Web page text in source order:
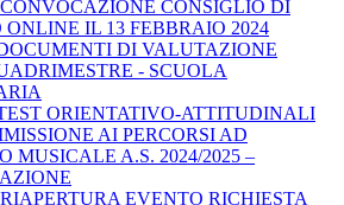
CONVOCAZIONE CONSIGLIO DI
ONLINE IL 13 FEBBRAIO 2024
DI VALUTAZIONE
- SCUOLA
ORIENTATIVO-ATTITUDINALI
AI PERCORSI AD
MUSICALE A.S. 2024/2025 –
EVENTO RICHIESTA